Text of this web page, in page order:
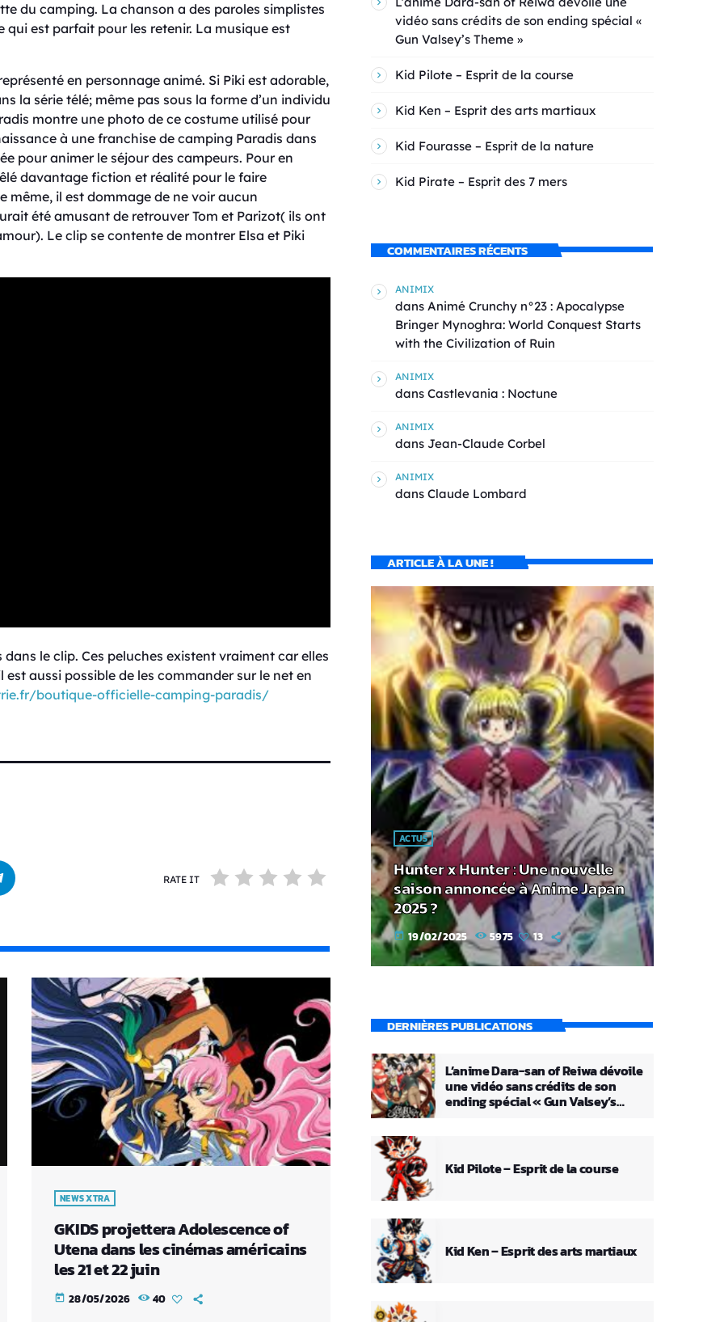
du camping. La chanson a des paroles simplistes
est parfait pour les retenir. La musique est
en personnage animé. Si Piki est adorable,
la série télé; même pas sous la forme d’un individu
montre une photo de ce costume utilisé pour
à une franchise de camping Paradis dans
pour animer le séjour des campeurs. Pour en
davantage fiction et réalité pour le faire
même, il est dommage de ne voir aucun
été amusant de retrouver Tom et Parizot( ils ont
Le clip se contente de montrer Elsa et Piki
le clip. Ces peluches existent vraiment car elles
aussi possible de les commander sur le net en
boutique-officielle-camping-paradis/
RATE IT
NEWS XTRA
GKIDS projettera Adolescence of
Utena dans les cinémas américains
les 21 et 22 juin
today 28/05/2026 40
vidéo sans crédits de son ending spécial «
Gun Valsey’s Theme »
Kid Pilote – Esprit de la course
Kid Ken – Esprit des arts martiaux
Kid Fourasse – Esprit de la nature
Kid Pirate – Esprit des 7 mers
COMMENTAIRES RÉCENTS
ANIMIX
dans Animé Crunchy n°23 : Apocalypse
Bringer Mynoghra: World Conquest Starts
with the Civilization of Ruin
ANIMIX
dans Castlevania : Noctune
ANIMIX
dans Jean-Claude Corbel
ANIMIX
dans Claude Lombard
ARTICLE À LA UNE !
ACTUS
Hunter x Hunter : Une nouvelle
saison annoncée à Anime Japan
2025 ?
today 19/02/2025 5975 13
DERNIÈRES PUBLICATIONS
L’anime Dara-san of Reiwa dévoile
une vidéo sans crédits de son
ending spécial « Gun Valsey’s
Kid Pilote – Esprit de la course
Kid Ken – Esprit des arts martiaux